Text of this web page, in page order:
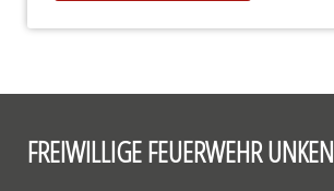
FREIWILLIGE FEUERWEHR UNKEN